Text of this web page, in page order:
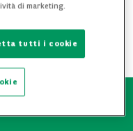
di marketing.
tutti i cookie